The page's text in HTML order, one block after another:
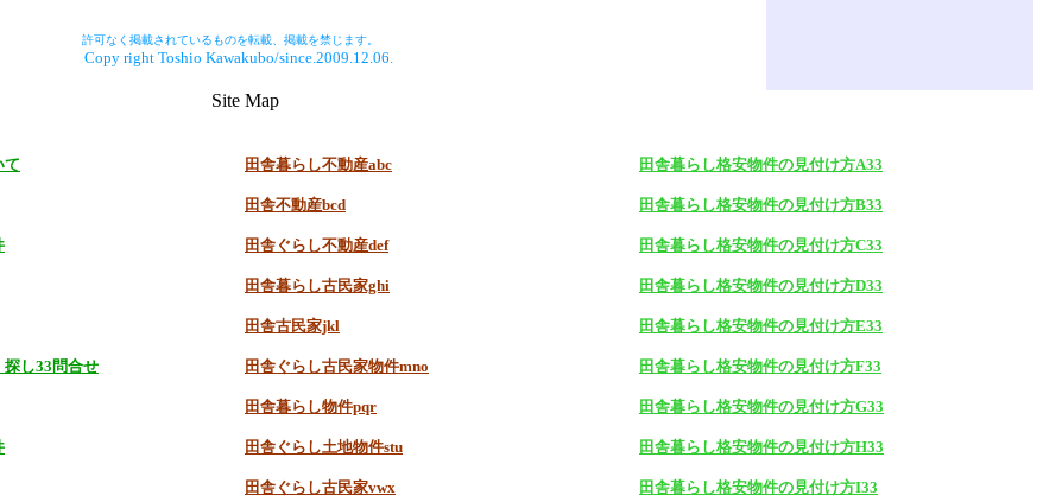
許可なく掲載されているものを転載、掲載を禁じます。
Copy right Toshio Kawakubo/since.2009.12.06.
Site Map
て
し33問合せ
田舎暮らし不動産abc
田舎不動産bcd
田舎ぐらし不動産def
田舎暮らし古民家ghi
田舎古民家jkl
田舎ぐらし古民家物件mno
田舎暮らし物件pqr
田舎ぐらし土地物件stu
田舎ぐらし古民家vwx
田舎暮らし格安物件の見付け方A33
田舎暮らし格安物件の見付け方B33
田舎暮らし格安物件の見付け方C33
田舎暮らし格安物件の見付け方D33
田舎暮らし格安物件の見付け方E33
田舎暮らし格安物件の見付け方F33
田舎暮らし格安物件の見付け方G33
田舎暮らし格安物件の見付け方H33
田舎暮らし格安物件の見付け方I33